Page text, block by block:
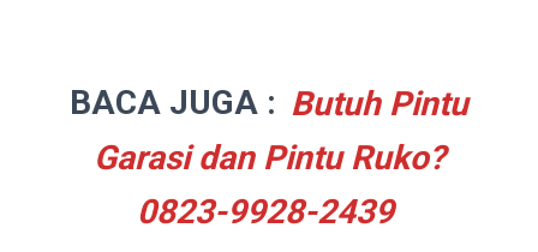
BACA JUGA : Butuh Pintu
Garasi dan Pintu Ruko?
0823-9928-2439